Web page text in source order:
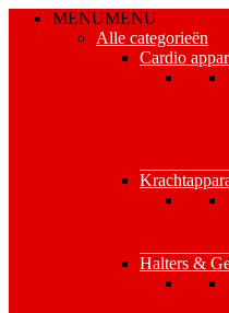
Skip
MENUMENU
Alle categorieën
Cardio
Halters &